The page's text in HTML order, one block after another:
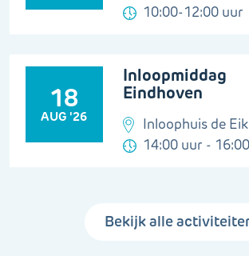
10:00-12:00 uur
18
AUG '26
Inloopmiddag
Eindhoven
Inloophuis de Eik
14:00 uur -
Bekijk alle